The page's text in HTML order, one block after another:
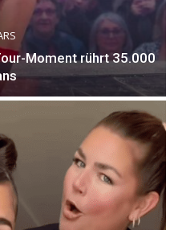
Moment rührt 35.000